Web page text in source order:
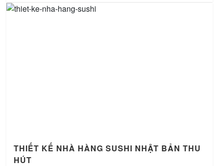
THIẾT KẾ NHÀ HÀNG SUSHI NHẬT BẢN THU
HÚT